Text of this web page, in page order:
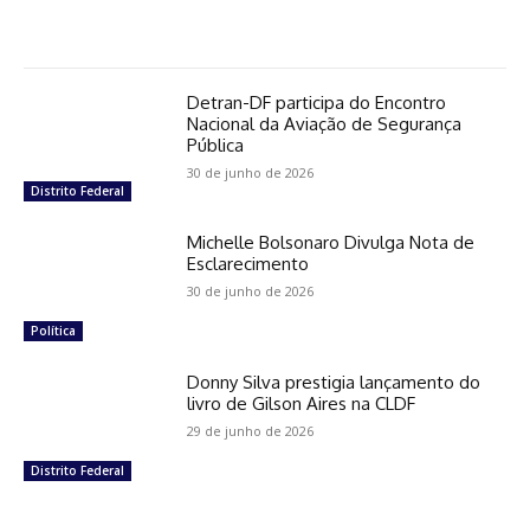
Distrito Federal
Detran-DF participa do Encontro
Nacional da Aviação de Segurança
Pública
30 de junho de 2026
Política
Michelle Bolsonaro Divulga Nota de
Esclarecimento
30 de junho de 2026
Distrito Federal
Donny Silva prestigia lançamento do
livro de Gilson Aires na CLDF
29 de junho de 2026